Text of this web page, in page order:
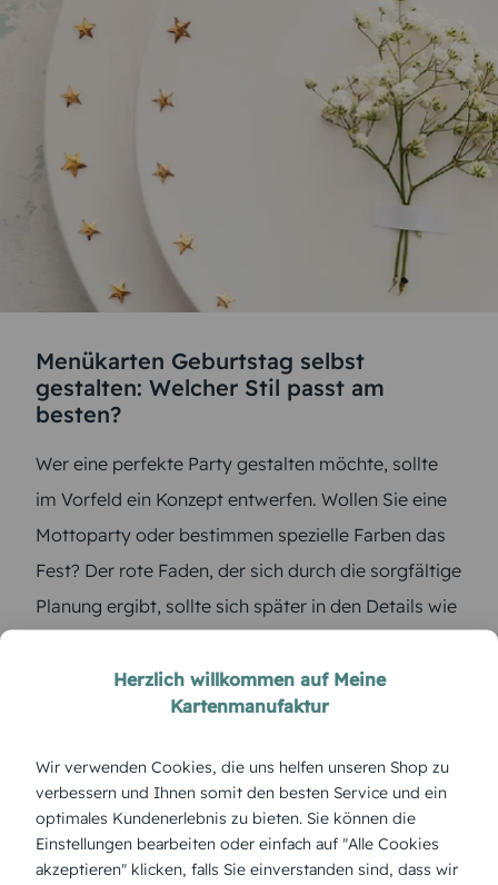
Menükarten Geburtstag selbst
gestalten: Welcher Stil passt am
besten?
Wer eine perfekte Party gestalten möchte, sollte
im Vorfeld ein Konzept entwerfen. Wollen Sie eine
Mottoparty oder bestimmen spezielle Farben das
Fest? Der rote Faden, der sich durch die sorgfältige
Planung ergibt, sollte sich später in den Details wie
widerspiegeln.
Mottoparty oder Farbschema
Geburtstags-Einladungen anpassen
Menükarten individuell gestalten – egal, ob schlicht
Herzlich willkommen auf Meine
Kartenmanufaktur
Wir verwenden Cookies, die uns helfen unseren Shop zu
verbessern und Ihnen somit den besten Service und ein
optimales Kundenerlebnis zu bieten. Sie können die
Einstellungen bearbeiten oder einfach auf "Alle Cookies
akzeptieren" klicken, falls Sie einverstanden sind, dass wir